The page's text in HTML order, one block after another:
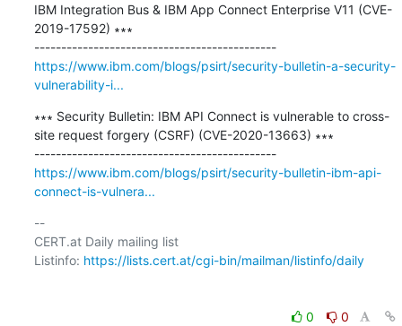
IBM Integration Bus & IBM App Connect Enterprise V11 (CVE-
2019-17592) ∗∗∗
---------------------------------------------
https://www.ibm.com/blogs/psirt/security-bulletin-a-security-
vulnerability-i...
∗∗∗ Security Bulletin: IBM API Connect is vulnerable to cross-
site request forgery (CSRF) (CVE-2020-13663) ∗∗∗
---------------------------------------------
https://www.ibm.com/blogs/psirt/security-bulletin-ibm-api-
connect-is-vulnera...
--
CERT.at Daily mailing list
Listinfo: https://lists.cert.at/cgi-bin/mailman/listinfo/daily
0 0